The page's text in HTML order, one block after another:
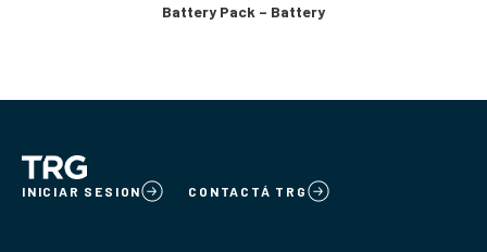
Battery Pack – Battery
INICIAR SESION CONTACTÁ TRG